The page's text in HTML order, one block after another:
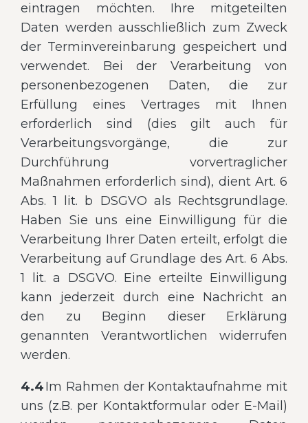
eintragen möchten. Ihre mitgeteilten
Daten werden ausschließlich zum Zweck
der Terminvereinbarung gespeichert und
verwendet. Bei der Verarbeitung von
personenbezogenen Daten, die zur
Erfüllung eines Vertrages mit Ihnen
erforderlich sind (dies gilt auch für
Verarbeitungsvorgänge, die zur
Durchführung vorvertraglicher
Maßnahmen erforderlich sind), dient Art. 6
Abs. 1 lit. b DSGVO als Rechtsgrundlage.
Haben Sie uns eine Einwilligung für die
Verarbeitung Ihrer Daten erteilt, erfolgt die
Verarbeitung auf Grundlage des Art. 6 Abs.
1 lit. a DSGVO. Eine erteilte Einwilligung
kann jederzeit durch eine Nachricht an
den zu Beginn dieser Erklärung
genannten Verantwortlichen widerrufen
werden.
4.4Im Rahmen der Kontaktaufnahme mit
uns (z.B. per Kontaktformular oder E-Mail)